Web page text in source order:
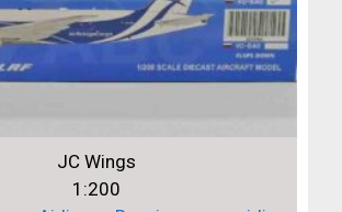
JC Wings
1:200